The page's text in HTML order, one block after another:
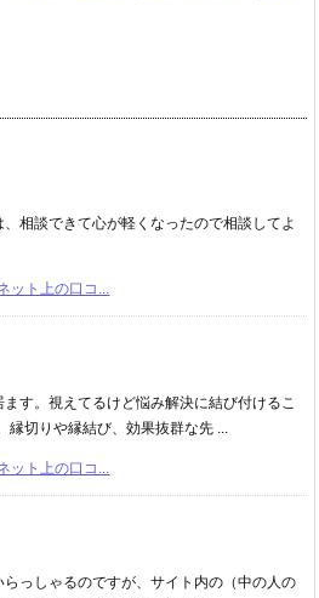
相談できて心が軽くなったので相談してよ
ット上の口コ...
す。視えてるけど悩み解決に結び付けるこ
縁切りや縁結び、効果抜群な先 ...
ット上の口コ...
っしゃるのですが、サイト内の（中の人の